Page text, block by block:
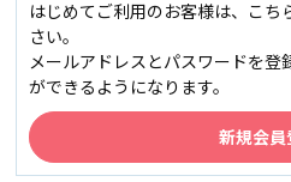
はじめてご利用のお客様は、こち
さい。
メールアドレスとパスワードを
ができるようになります。